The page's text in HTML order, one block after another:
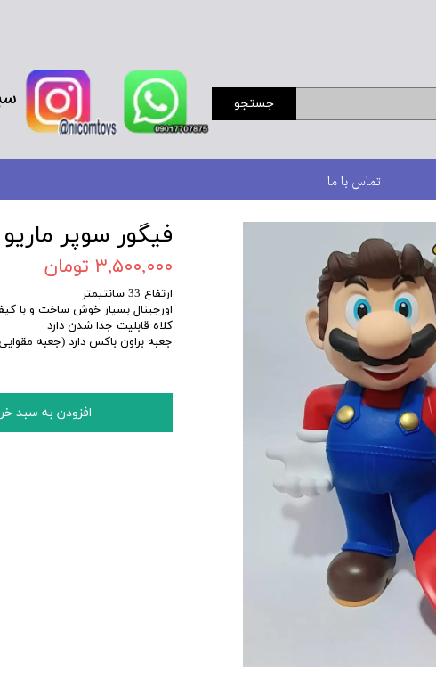
جستجو
تماس با ما
فیگور سوپر
۳,۵۰۰,۰۰۰ تومان
ارتفاع 33 سانتیمتر
اورجینال بسیار خوش ساخت و با
کلاه قابلیت جدا شدن دارد
جعبه براون باکس دارد (جعبه
افزودن به سبد